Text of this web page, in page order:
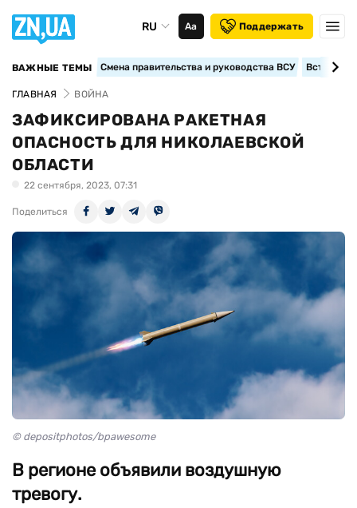
RU Аа Поддержать
ВАЖНЫЕ ТЕМЫ Смена правительства и руководства ВСУ
ГЛАВНАЯ ВОЙНА
ЗАФИКСИРОВАНА РАКЕТНАЯ
ОПАСНОСТЬ ДЛЯ НИКОЛАЕВСКОЙ
ОБЛАСТИ
22 сентября, 2023, 07:31
Поделиться
© depositphotos/bpawesome
В регионе объявили воздушную
тревогу.